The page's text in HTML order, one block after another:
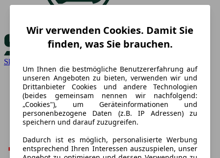
Skoda
Wir verwenden Cookies. Damit Sie
finden, was Sie brauchen.
Um Ihnen die bestmögliche Benutzererfahrung auf
unseren Angeboten zu bieten, verwenden wir und
Drittanbieter Cookies und andere Technologien
(beides gemeinsam nennen wir nachfolgend:
„Cookies"), um Geräteinformationen und
personenbezogene Daten (z.B. IP Adressen) zu
speichern und darauf zuzugreifen.
Dadurch ist es möglich, personalisierte Werbung
entsprechend Ihren Interessen auszuspielen, unser